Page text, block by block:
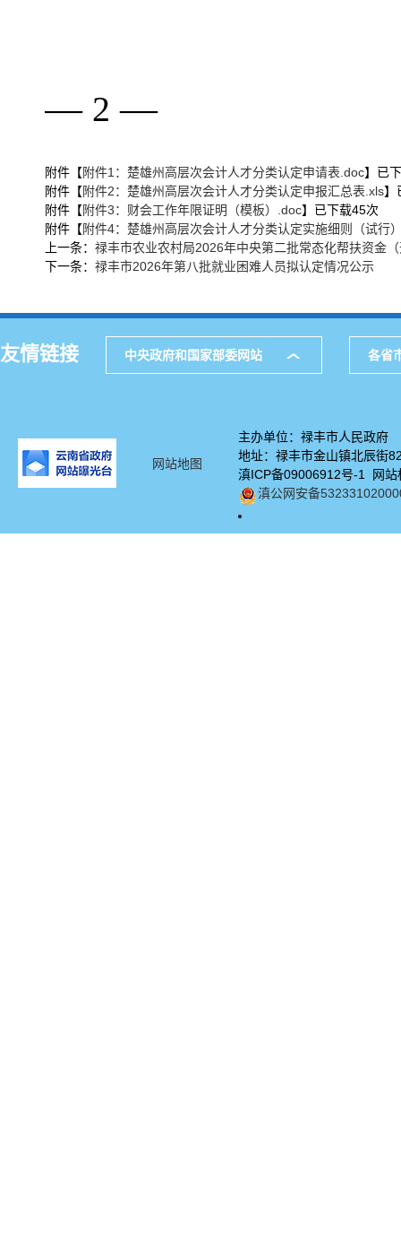
— 2 —
附件【附件1：楚雄州高层次会计人才分类认定申请表.doc】已
附件【附件2：楚雄州高层次会计人才分类认定申报汇总表.xls】
附件【附件3：财会工作年限证明（模板）.doc】已下载45次
附件【附件4：楚雄州高层次会计人才分类认定实施细则（试行
上一条： 禄丰市农业农村局2026年中央第二批常态化帮扶资金
下一条： 禄丰市2026年第八批就业困难人员拟认定情况公示
友情链接 中央政府和国家部委网站 各省
网站地图
主办单位：禄丰市人民政府
地址：禄丰市金山镇北辰
滇ICP备09006912号-1 网
滇公网安备